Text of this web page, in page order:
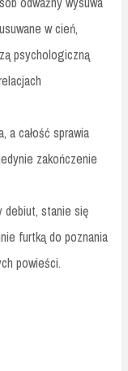
w cień,
psychologiczną
a całość sprawia
zakończenie
debiut, stanie się
furtką do poznania
powieści.